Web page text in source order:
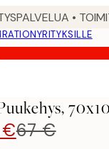
•
YRITYKSILLE
€67 €